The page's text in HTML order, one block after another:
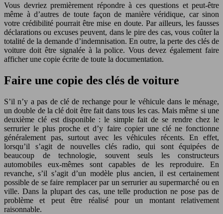
Vous devriez premièrement répondre à ces questions et peut-être
même à d’autres de toute façon de manière véridique, car sinon
votre crédibilité pourrait être mise en doute. Par ailleurs, les fausses
déclarations ou excuses peuvent, dans le pire des cas, vous coûter la
totalité de la demande d’indemnisation. En outre, la perte des clés de
voiture doit être signalée à la police. Vous devez également faire
afficher une copie écrite de toute la documentation.
Faire une copie des clés de voiture
S’il n’y a pas de clé de rechange pour le véhicule dans le ménage,
un double de la clé doit être fait dans tous les cas. Mais même si une
deuxième clé est disponible : le simple fait de se rendre chez le
serrurier le plus proche et d’y faire copier une clé ne fonctionne
généralement pas, surtout avec les véhicules récents. En effet,
lorsqu’il s’agit de nouvelles clés radio, qui sont équipées de
beaucoup de technologie, souvent seuls les constructeurs
automobiles eux-mêmes sont capables de les reproduire. En
revanche, s’il s’agit d’un modèle plus ancien, il est certainement
possible de se faire remplacer par un serrurier au supermarché ou en
ville. Dans la plupart des cas, une telle production ne pose pas de
problème et peut être réalisé pour un montant relativement
raisonnable.